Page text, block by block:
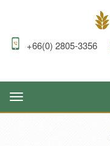
+66(0) 2805-3356
Toggle